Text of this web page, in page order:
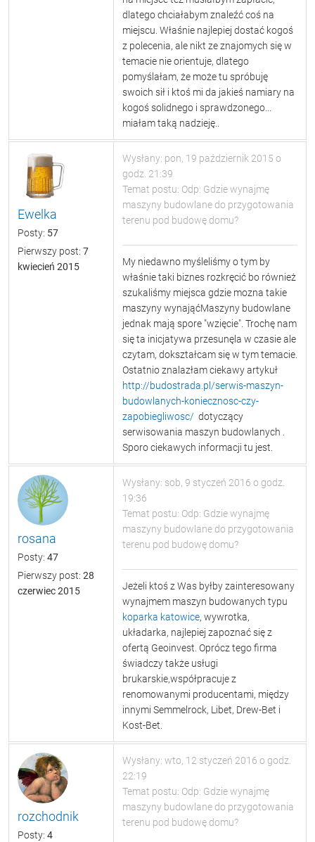
dlatego chciałabym znaleźć coś na
miejscu. Właśnie najlepiej dostać kogoś
z polecenia, ale nikt ze znajomych się w
temacie nie orientuje, dlatego
pomyślałam, że może tu spróbuję
swoich sił i ktoś mi da jakieś namiary na
kogoś solidnego i sprawdzonego...
miałam taką nadzieję..
Ewelka
Posty: 57
Pierwszy post: 7
kwiecień 2015
Wysłany: pon, 19 październik 2015 o
godz. 21:39
Temat postu: Odp: Gdzie wynajmę
maszyny budowlane do przygotowania
terenu pod budowę domu?
My niedawno myśleliśmy o tym by
właśnie taki biznes rozkręcić bo również
szukaliśmy miejsca gdzie mozna takie
maszyny wynająćMaszyny budowlane
jednak mają spore "wzięcie". Trochę nam
się ta inicjatywa przesunęla w czasie ale
czytam, dokształcam się w tym temacie.
Ostatnio znalazłam ciekawy artykuł
http://budostrada.pl/serwis-maszyn-
budowlanych-koniecznosc-czy-
zapobiegliwosc/ dotyczący
serwisowania maszyn budowlanych .
Sporo ciekawych informacji tu jest.
rosana
Posty: 47
Pierwszy post: 28
czerwiec 2015
Wysłany: sob, 9 styczeń 2016 o godz.
19:36
Temat postu: Odp: Gdzie wynajmę
maszyny budowlane do przygotowania
terenu pod budowę domu?
Jeżeli ktoś z Was byłby zainteresowany
wynajmem maszyn budowanych typu
koparka katowice, wywrotka,
układarka, najlepiej zapoznać się z
ofertą Geoinvest. Oprócz tego firma
świadczy także usługi
brukarskie,współpracuje z
renomowanymi producentami, między
innymi Semmelrock, Libet, Drew-Bet i
Kost-Bet.
rozchodnik
Posty: 4
Wysłany: wto, 12 styczeń 2016 o godz.
22:19
Temat postu: Odp: Gdzie wynajmę
maszyny budowlane do przygotowania
terenu pod budowę domu?